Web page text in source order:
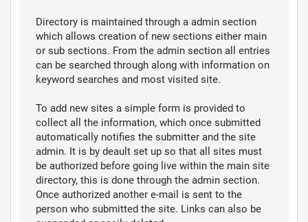
Directory is maintained through a admin section
which allows creation of new sections either main
or sub sections. From the admin section all entries
can be searched through along with information on
keyword searches and most visited site.
To add new sites a simple form is provided to
collect all the information, which once submitted
automatically notifies the submitter and the site
admin. It is by deault set up so that all sites must
be authorized before going live within the main site
directory, this is done through the admin section.
Once authorized another e-mail is sent to the
person who submitted the site. Links can also be